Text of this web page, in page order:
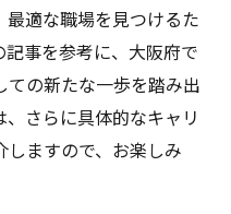
最適な職場を見つけるた
事を参考に、大阪府で
の新たな一歩を踏み出
さらに具体的なキャリ
ますので、お楽しみ